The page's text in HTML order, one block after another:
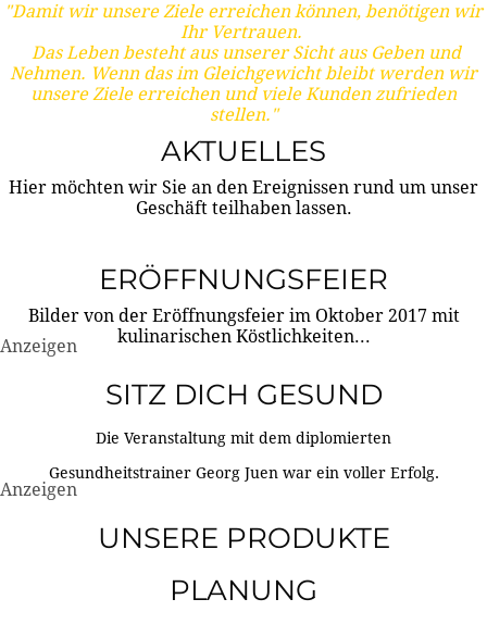
"Damit wir unsere Ziele erreichen können, benötigen wir
Ihr Vertrauen.
Das Leben besteht aus unserer Sicht aus Geben und
Nehmen. Wenn das im Gleichgewicht bleibt werden wir
unsere Ziele erreichen und viele Kunden zufrieden
stellen."
AKTUELLES
Hier möchten wir Sie an den Ereignissen rund um unser
Geschäft teilhaben lassen.
ERÖFFNUNGSFEIER
Bilder von der Eröffnungsfeier im Oktober 2017 mit
kulinarischen Köstlichkeiten...
Anzeigen
SITZ DICH GESUND
Die Veranstaltung mit dem diplomierten
Gesundheitstrainer Georg Juen war ein voller Erfolg.
Anzeigen
UNSERE PRODUKTE
PLANUNG